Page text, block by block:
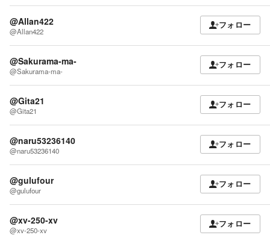
@Allan422
@Allan422
フォロー
@Sakurama-ma-
@Sakurama-ma-
フォロー
@Gita21
@Gita21
フォロー
@naru53236140
@naru53236140
フォロー
@gulufour
@gulufour
フォロー
@xv-250-xv
@xv-250-xv
フォロー